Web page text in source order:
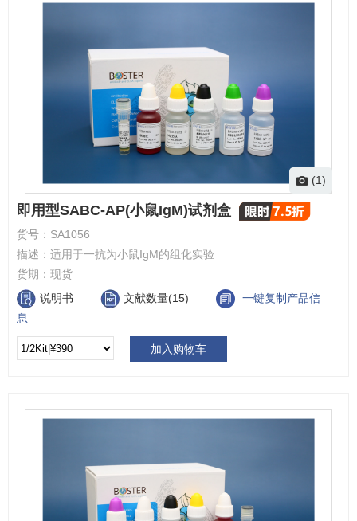
(1)
即用型SABC-AP(小鼠IgM)试剂盒
货号： SA1056
描述： 适用于一抗为小鼠IgM的组化实验
货期： 现货
说明书
文献数量(15)
一键复制产品信
息
加入购物车